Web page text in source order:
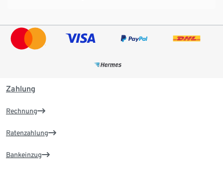
Zahlung
Rechnung
Ratenzahlung
Bankeinzug